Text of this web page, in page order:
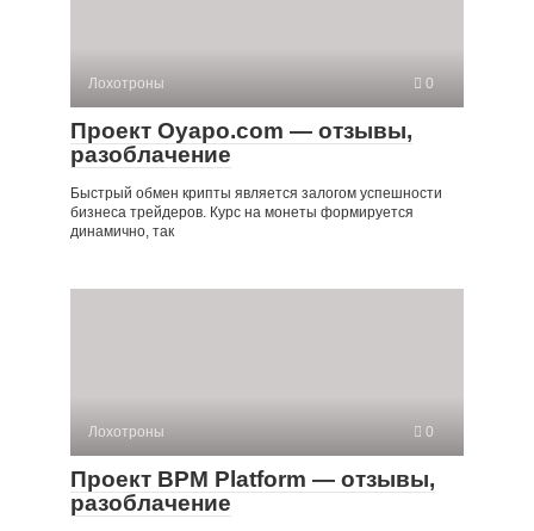
Лохотроны 0
Проект Oyapo.com — отзывы,
разоблачение
Быстрый обмен крипты является залогом успешности
бизнеса трейдеров. Курс на монеты формируется
динамично, так
Лохотроны 0
Проект BPM Platform — отзывы,
разоблачение